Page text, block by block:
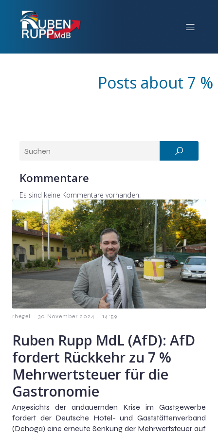
Posts about 7 %
Kommentare
Es sind keine Kommentare vorhanden.
rhegel - 30 November 2024 - 14:59
Ruben Rupp MdL (AfD): AfD
fordert Rückkehr zu 7 %
Mehrwertsteuer für die
Gastronomie
Angesichts der andauernden Krise im Gastgewerbe
fordert der Deutsche Hotel- und Gaststättenverband
(Dehoga) eine erneute Senkung der Mehrwertsteuer auf